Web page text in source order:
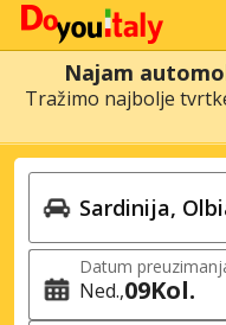
Najam
Tražimo najbolje
Datum
Ned. 09Kol.